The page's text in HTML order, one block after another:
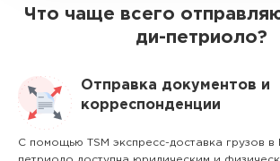
Что чаще всего
ди-петриоло?
Отправка документов и
корреспонденции
С помощью TSM экспресс-доставка грузов в